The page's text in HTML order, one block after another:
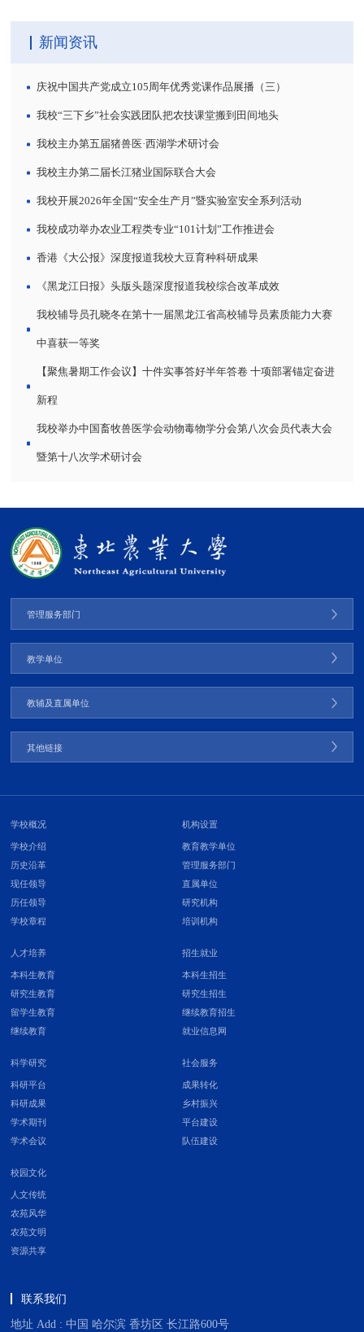
新闻资讯
庆祝中国共产党成立105周年优秀党课作品展播（三）
我校“三下乡”社会实践团队把农技课堂搬到田间地头
我校主办第五届猪兽医·西湖学术研讨会
我校主办第二届长江猪业国际联合大会
我校开展2026年全国“安全生产月”暨实验室安全系列活动
我校成功举办农业工程类专业“101计划”工作推进会
香港《大公报》深度报道我校大豆育种科研成果
《黑龙江日报》头版头题深度报道我校综合改革成效
我校辅导员孔晓冬在第十一届黑龙江省高校辅导员素质能力大赛
中喜获一等奖
【聚焦暑期工作会议】十件实事答好半年答卷 十项部署锚定奋进
新程
我校举办中国畜牧兽医学会动物毒物学分会第八次会员代表大会
暨第十八次学术研讨会
管理服务部门
教学单位
教辅及直属单位
其他链接
学校概况
学校介绍
历史沿革
现任领导
历任领导
学校章程
机构设置
教育教学单位
管理服务部门
直属单位
研究机构
培训机构
人才培养
本科生教育
研究生教育
留学生教育
继续教育
招生就业
本科生招生
研究生招生
继续教育招生
就业信息网
科学研究
科研平台
科研成果
学术期刊
学术会议
社会服务
成果转化
乡村振兴
平台建设
队伍建设
校园文化
人文传统
农苑风华
农苑文明
资源共享
联系我们
地址 Add : 中国 哈尔滨 香坊区 长江路600号